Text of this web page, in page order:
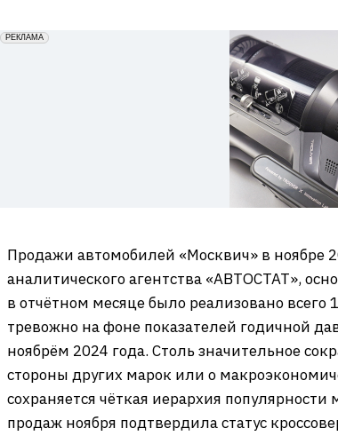
erid: 2VfnxxmNzs5
РЕКЛАМА
Продажи автомобилей «Москвич» в ноябре
аналитического агентства «АВТОСТАТ»,
в отчётном месяце было реализовано
тревожно на фоне показателей годичной
ноябрём 2024 года. Столь значительное
стороны других марок или о
сохраняется чёткая иерархия
продаж ноября подтвердила статус